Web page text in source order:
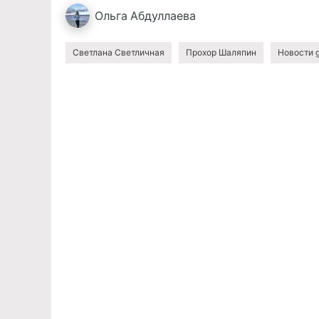
Ольга Абдуллаева
Светлана Светличная Прохор Шаляпин Новости